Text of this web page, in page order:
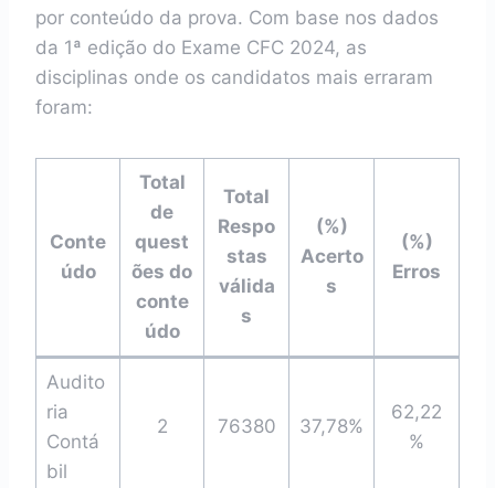
por conteúdo da prova. Com base nos dados
da 1ª edição do Exame CFC 2024, as
disciplinas onde os candidatos mais erraram
foram:
Conte
údo
Total
de
quest
ões do
conte
údo
Total
Respo
stas
válida
s
(%)
Acerto
s
(%)
Erros
Audito
ria
Contá
bil
2 76380 37,78%
62,22
%